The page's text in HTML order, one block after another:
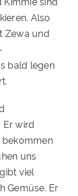
Also
Zewa und
bald legen
Er wird
bekommen
uns
viel
Gemüse. Er